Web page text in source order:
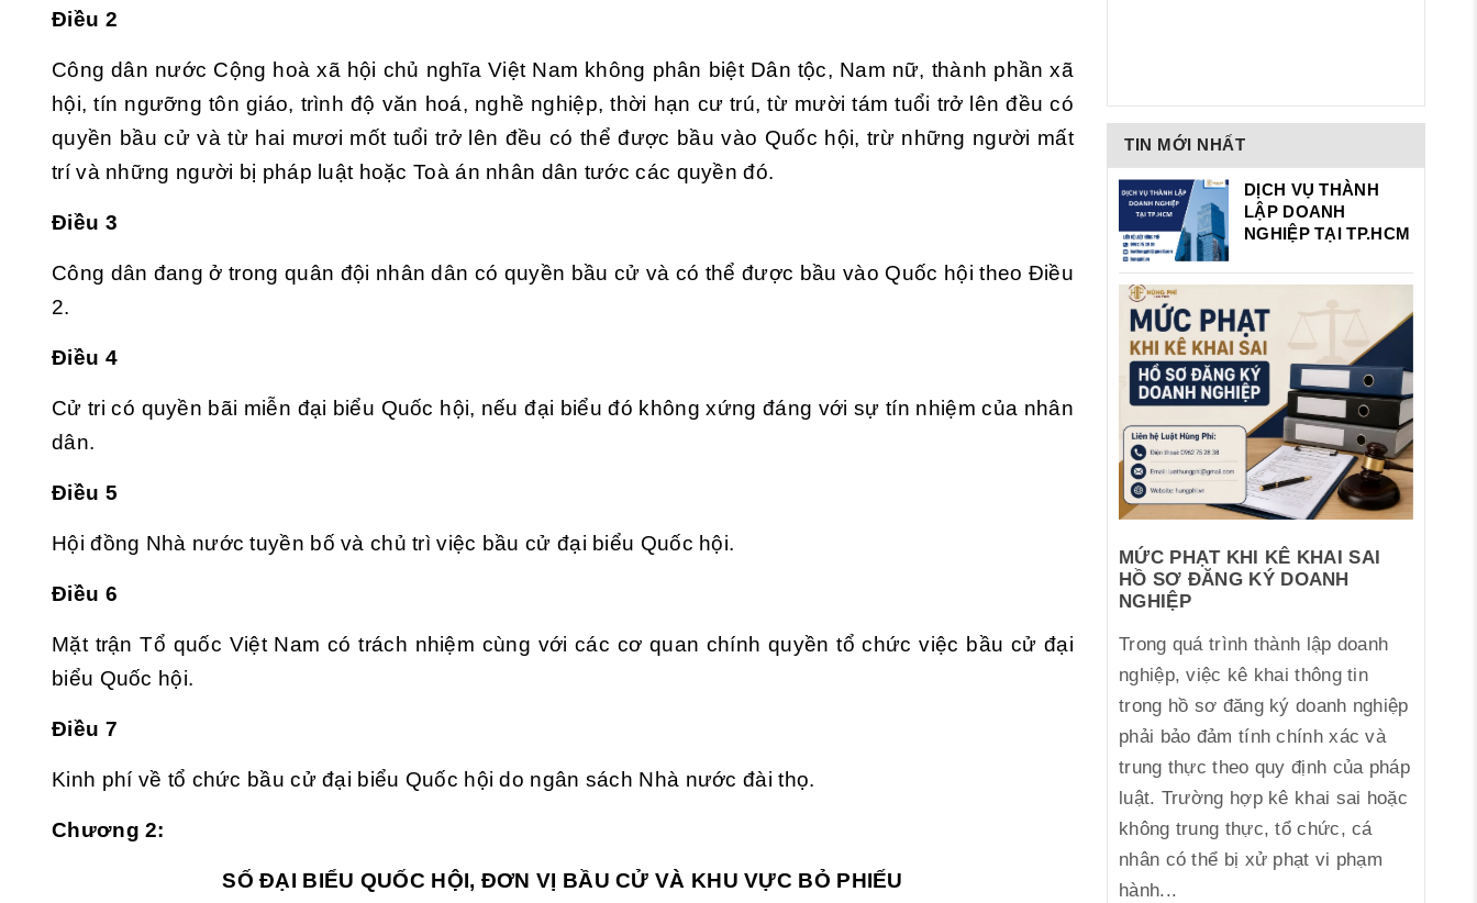
Điều 2
Công dân nước Cộng hoà xã hội chủ nghĩa Việt Nam không phân biệt Dân tộc, Nam nữ, thành phần xã
hội, tín ngưỡng tôn giáo, trình độ văn hoá, nghề nghiệp, thời hạn cư trú, từ mười tám tuổi trở lên đều có
quyền bầu cử và từ hai mươi mốt tuổi trở lên đều có thể được bầu vào Quốc hội, trừ những người mất
trí và những người bị pháp luật hoặc Toà án nhân dân tước các quyền đó.
Điều 3
Công dân đang ở trong quân đội nhân dân có quyền bầu cử và có thể được bầu vào Quốc hội theo Điều
2.
Điều 4
Cử tri có quyền bãi miễn đại biểu Quốc hội, nếu đại biểu đó không xứng đáng với sự tín nhiệm của nhân
dân.
Điều 5
Hội đồng Nhà nước tuyền bố và chủ trì việc bầu cử đại biểu Quốc hội.
Điều 6
Mặt trận Tổ quốc Việt Nam có trách nhiệm cùng với các cơ quan chính quyền tổ chức việc bầu cử đại
biểu Quốc hội.
Điều 7
Kinh phí về tổ chức bầu cử đại biểu Quốc hội do ngân sách Nhà nước đài thọ.
Chương 2:
SỐ ĐẠI BIỂU QUỐC HỘI, ĐƠN VỊ BẦU CỬ VÀ KHU VỰC BỎ PHIẾU
TIN MỚI NHẤT
DỊCH VỤ THÀNH
LẬP DOANH
NGHIỆP TẠI TP.HCM
MỨC PHẠT KHI KÊ KHAI SAI
HỒ SƠ ĐĂNG KÝ DOANH
NGHIỆP
Trong quá trình thành lập doanh
nghiệp, việc kê khai thông tin
trong hồ sơ đăng ký doanh nghiệp
phải bảo đảm tính chính xác và
trung thực theo quy định của pháp
luật. Trường hợp kê khai sai hoặc
không trung thực, tổ chức, cá
nhân có thể bị xử phạt vi phạm
hành...